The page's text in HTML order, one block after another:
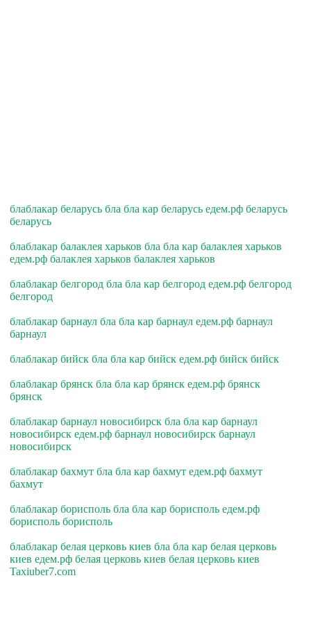
блаблакар беларусь бла бла кар беларусь едем.рф беларусь
беларусь
блаблакар балаклея харьков бла бла кар балаклея харьков
едем.рф балаклея харьков балаклея харьков
блаблакар белгород бла бла кар белгород едем.рф белгород
белгород
блаблакар барнаул бла бла кар барнаул едем.рф барнаул
барнаул
блаблакар бийск бла бла кар бийск едем.рф бийск бийск
блаблакар брянск бла бла кар брянск едем.рф брянск
брянск
блаблакар барнаул новосибирск бла бла кар барнаул
новосибирск едем.рф барнаул новосибирск барнаул
новосибирск
блаблакар бахмут бла бла кар бахмут едем.рф бахмут
бахмут
блаблакар борисполь бла бла кар борисполь едем.рф
борисполь борисполь
блаблакар белая церковь киев бла бла кар белая церковь
киев едем.рф белая церковь киев белая церковь киев
Taxiuber7.com